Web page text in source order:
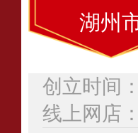
湖州
创立时间
线上网店：